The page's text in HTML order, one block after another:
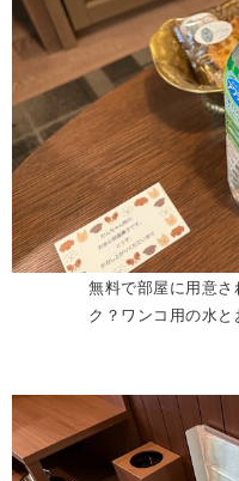
無料で部屋に用意
ク？ワンコ用の水と